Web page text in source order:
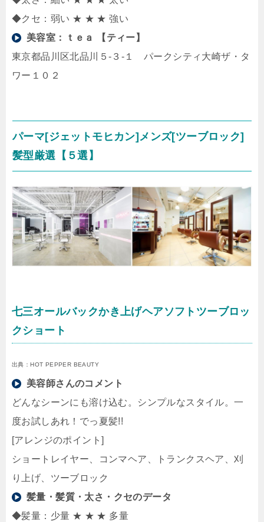
◆クセ：弱い ★ ★ ★ 強い
美容室：
ｔｅａ 【ティー】
東京都品川区北品川５-３-１ パークシティ大崎ザ・タ
ワー１０２
パーマ[ジェットモヒカン]メンズ[ツーブロック]
髪型厳選【５選】
七三オールバックかき上げヘアソフトツーブロッ
クショート
出典：HOT PEPPER BEAUTY
美容師さんのコメント
どんなシーンにも溶け込む。シンプルなスタイル。一
度お試しあれ！でっ夏髪!!
[アレンジのポイント]
ショートレイヤー、コンマヘア、トランクスヘア、刈
り上げ、ツーブロック
髪量・髪質・太さ・クセのデータ
◆髪量：少量 ★ ★ ★ 多量